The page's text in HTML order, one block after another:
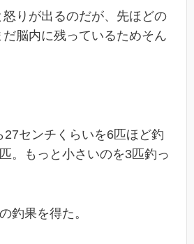
りが出るのだが、先ほどの
脳内に残っているためそん
センチくらいを6匹ほど釣
。もっと小さいのを3匹釣っ
釣果を得た。